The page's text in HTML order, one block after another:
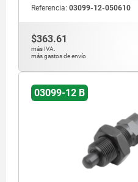
Forma B: sin tapa de
Forma D: con tapa de
Referencia: 03099-12-050610
$363.61
más IVA.
más gastos de envío
03099-12 B